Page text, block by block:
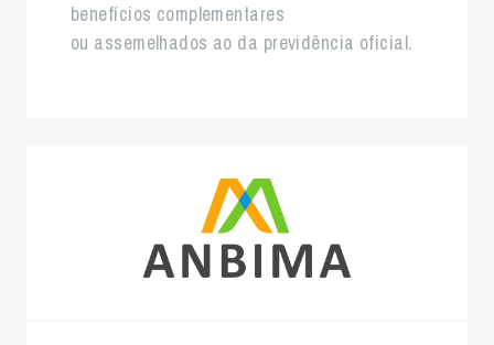
benefícios complementares
ou assemelhados ao da previdência oficial.